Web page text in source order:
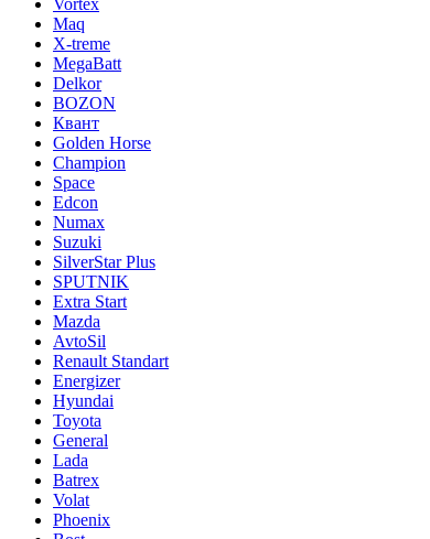
Maq
X-treme
MegaBatt
Delkor
BOZON
Квант
Golden Horse
Champion
Space
Edcon
Numax
Suzuki
SilverStar Plus
SPUTNIK
Extra Start
Mazda
AvtoSil
Renault Standart
Energizer
Hyundai
Toyota
General
Lada
Batrex
Volat
Phoenix